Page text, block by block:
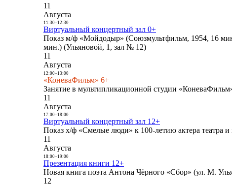
11
Августа
11:30- 12:30
Виртуальный концертный зал 0+
Показ м/ф «Мойдодыр» (Союзмультфильм, 1954, 16
мин.) (Ульяновой, 1, зал № 12)
11
Августа
12:00- 13:00
«КоневаФильм» 6+
Занятие в мультипликационной студии
11
Августа
17:00- 18:00
Виртуальный концертный зал 12+
Показ х/ф «Смелые люди» к 100-летию актера театра
11
Августа
18:00- 19:00
Презентация книги 12+
Новая книга поэта Антона Чёрного «Сбор» (ул. М.
12